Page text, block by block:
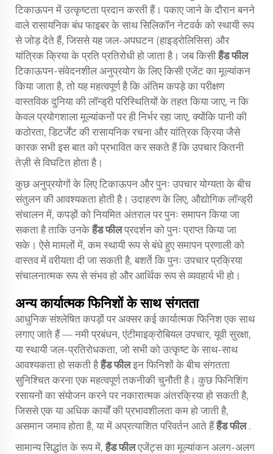
टिकाऊपन में उत्कृष्टता प्रदान करती हैं। पकाए जाने के दौरान बनने
वाले रासायनिक बंध फाइबर के साथ सिलिकॉन नेटवर्क को स्थायी रूप
से जोड़ देते हैं, जिससे यह जल-अपघटन (हाइड्रोलिसिस) और
यांत्रिक क्रिया के प्रति प्रतिरोधी हो जाता है। जब किसीहैंड फील
टिकाऊपन-संवेदनशील अनुप्रयोग के लिए किसी एजेंट का मूल्यांकन
किया जाता है, तो यह महत्वपूर्ण है कि अंतिम कपड़े का परीक्षण
वास्तविक दुनिया की लॉन्ड्री परिस्थितियों के तहत किया जाए, न कि
केवल प्रयोगशाला मूल्यांकनों पर ही निर्भर रहा जाए, क्योंकि पानी की
कठोरता, डिटर्जेंट की रासायनिक रचना और यांत्रिक क्रिया जैसे
कारक सभी इस बात को प्रभावित कर सकते हैं कि उपचार कितनी
तेज़ी से विघटित होता है।
कुछ अनुप्रयोगों के लिए टिकाऊपन और पुनः उपचार योग्यता के बीच
संतुलन की आवश्यकता होती है। उदाहरण के लिए, औद्योगिक लॉन्ड्री
संचालन में, कपड़ों को नियमित अंतराल पर पुनः समापन किया जा
सकता है ताकि उनकेहैंड फीलप्रदर्शन को पुनः प्राप्त किया जा
सके। ऐसे मामलों में, कम स्थायी रूप से बंधे हुए समापन प्रणाली को
वास्तव में वरीयता दी जा सकती है, बशर्ते कि पुनः उपचार प्रक्रिया
संचालनात्मक रूप से संभव हो और आर्थिक रूप से व्यवहार्य भी हो।
अन्य कार्यात्मक फिनिशों के साथ संगतता
आधुनिक संश्लेषित कपड़ों पर अक्सर कई कार्यात्मक फिनिश एक साथ
लगाए जाते हैं — नमी प्रबंधन, एंटीमाइक्रोबियल उपचार, यूवी सुरक्षा,
या स्थायी जल-प्रतिरोधकता, जो सभी को उत्कृष्ट के साथ-साथ
आवश्यकता हो सकती हैहैंड फीलइन फिनिशों के बीच संगतता
सुनिश्चित करना एक महत्वपूर्ण तकनीकी चुनौती है। कुछ फिनिशिंग
रसायनों का संयोजन करने पर नकारात्मक अंतरक्रिया हो सकती है,
जिससे एक या अधिक कार्यों की प्रभावशीलता कम हो जाती है,
असमान जमाव होता है, या में अप्रत्याशित परिवर्तन आते हैंहैंड फील .
सामान्य सिद्धांत के रूप में,हैंड फीलएजेंट्स का मूल्यांकन अलग-अलग